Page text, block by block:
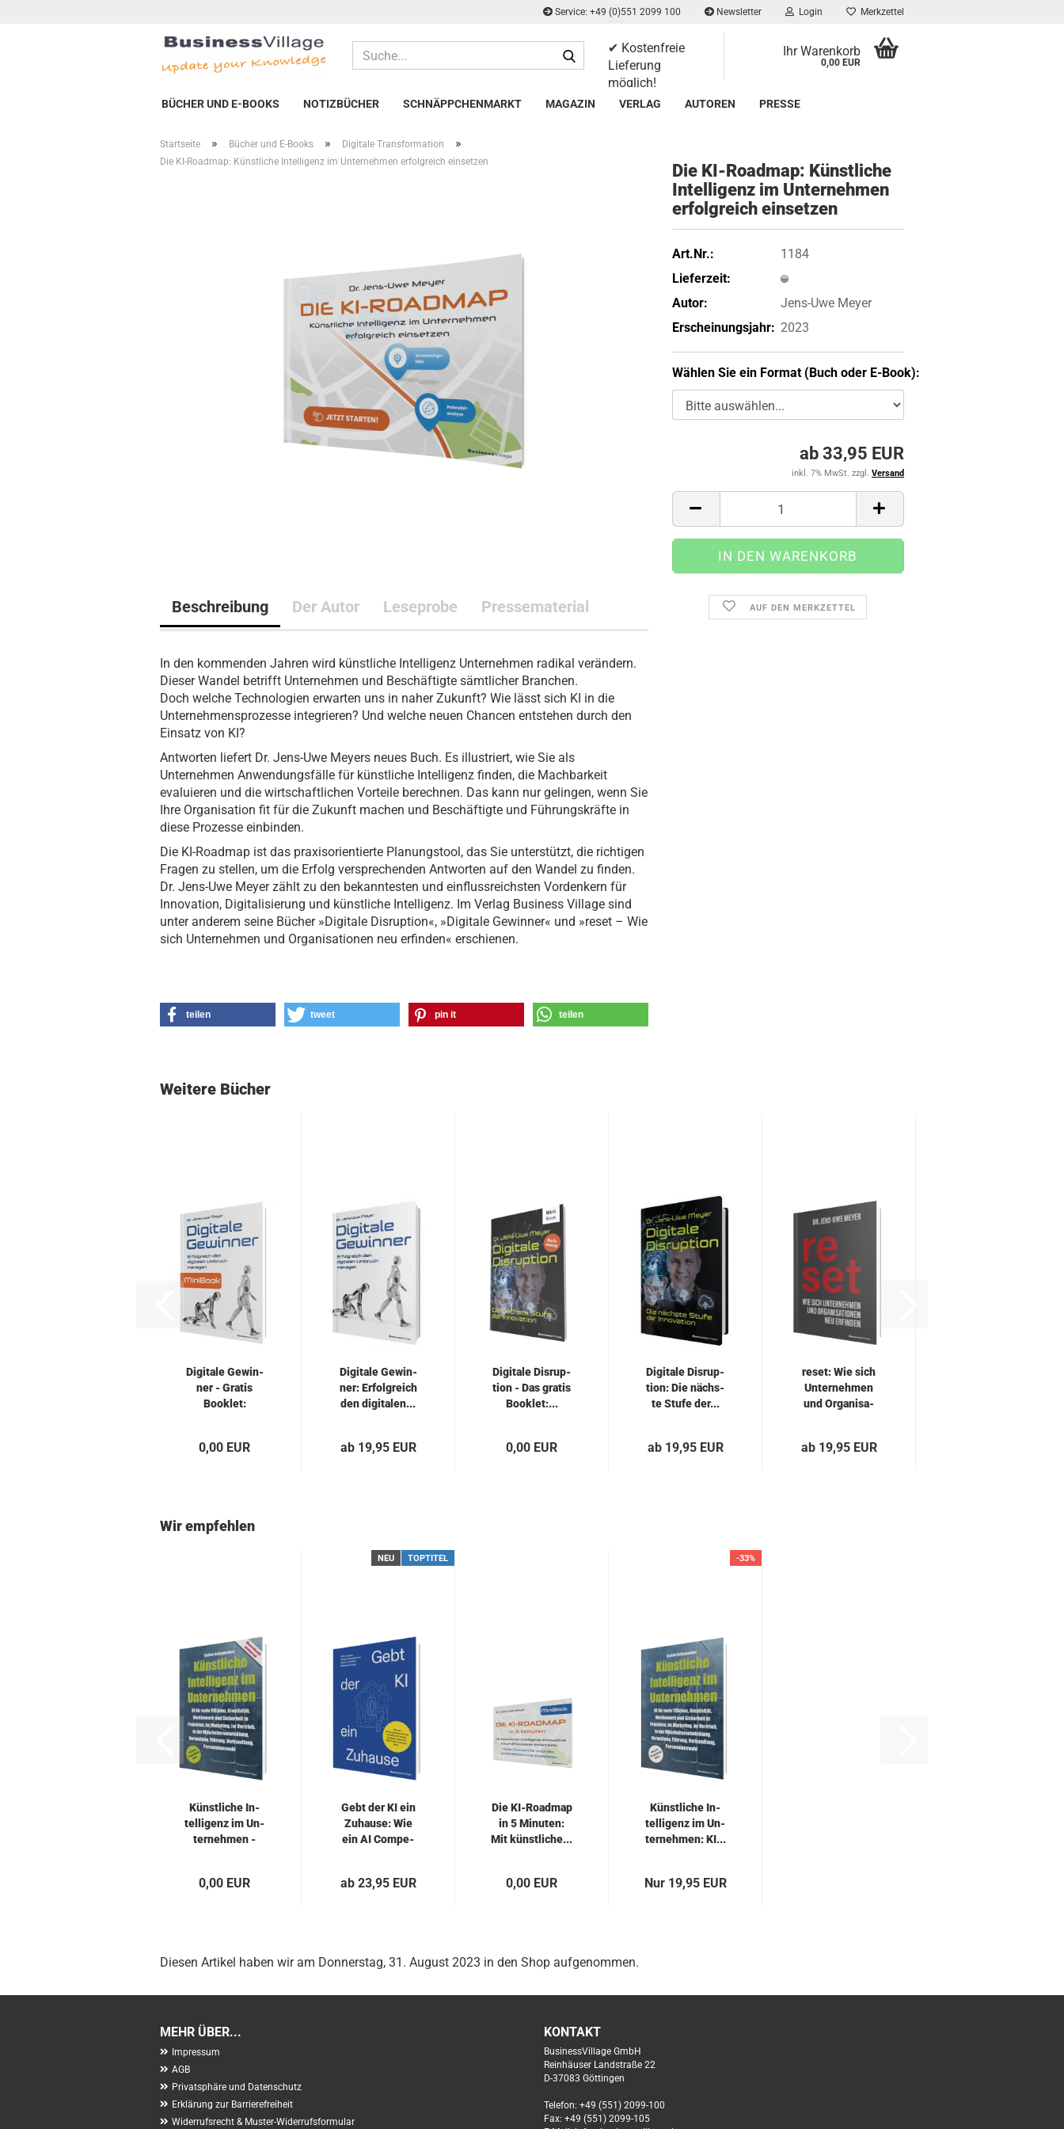
Service: +49 (0)551 2099 100 Newsletter Login Merkzettel
Suche...✔ Kostenfreie
Lieferung
möglich!
✔ 14 Tage
Ihr Warenkorb
0,00 EUR
BÜCHER UND E-BOOKS NOTIZBÜCHER SCHNÄPPCHENMARKT MAGAZIN VERLAG AUTOREN PRESSE
Startseite » Bücher und E-Books » Digitale Transformation »
Die KI-Roadmap: Künstliche Intelligenz im Unternehmen erfolgreich einsetzen
Die KI-​Roadmap: Künst­li­che
In­tel­li­genz im Un­ter­neh­men
er­folg­reich ein­set­zen
Art.Nr.:
1184
Lieferzeit:
Autor:
Jens-Uwe Meyer
Erscheinungsjahr: 2023
Wählen Sie ein Format (Buch oder E-Book):
ab 33,95 EUR
inkl. 7% MwSt. zzgl. Versand
AUF DEN MERKZETTEL
Beschreibung Der Autor Leseprobe Pressematerial
In den kommenden Jahren wird künstliche Intelligenz Unternehmen radikal verändern.
Dieser Wandel betrifft Unternehmen und Beschäftigte sämtlicher Branchen.
Doch welche Technologien erwarten uns in naher Zukunft? Wie lässt sich KI in die
Unternehmensprozesse integrieren? Und welche neuen Chancen entstehen durch den
Einsatz von KI?
Antworten liefert Dr. Jens-Uwe Meyers neues Buch. Es illustriert, wie Sie als
Unternehmen Anwendungsfälle für künstliche Intelligenz finden, die Machbarkeit
evaluieren und die wirtschaftlichen Vorteile berechnen. Das kann nur gelingen, wenn Sie
Ihre Organisation fit für die Zukunft machen und Beschäftigte und Führungskräfte in
diese Prozesse einbinden.
Die KI-Roadmap ist das praxisorientierte Planungstool, das Sie unterstützt, die richtigen
Fragen zu stellen, um die Erfolg versprechenden Antworten auf den Wandel zu finden.
Dr. Jens-Uwe Meyer zählt zu den bekanntesten und einflussreichsten Vordenkern für
Innovation, Digitalisierung und künstliche Intelligenz. Im Verlag Business Village sind
unter anderem seine Bücher »Digitale Disruption«, »Digitale Gewinner« und »reset – Wie
sich Unternehmen und Organisationen neu erfinden« erschienen.
teilen tweet pin it teilen
Weitere Bücher
Di­gi­ta­le Ge­win­
ner - Gra­tis
Book­let:
0,00 EUR
Di­gi­ta­le Ge­win­
ner: Er­folg­reich
den di­gi­ta­len...
ab 19,95 EUR
Di­gi­ta­le Dis­rup­
ti­on - Das gra­tis
Book­let:...
0,00 EUR
Di­gi­ta­le Dis­rup­
ti­on: Die nächs­
te Stufe der...
ab 19,95 EUR
reset: Wie sich
Un­ter­neh­men
und Or­ga­ni­sa­
ab 19,95 EUR
Wir empfehlen
Künst­li­che In­
tel­li­genz im Un­
ter­neh­men -
0,00 EUR
NEU TOPTITEL
Gebt der KI ein
Zu­hau­se: Wie
ein AI Com­pe­
ab 23,95 EUR
Die KI-​Road­map
in 5 Mi­nu­ten:
Mit künst­li­che...
0,00 EUR
-33%
Künst­li­che In­
tel­li­genz im Un­
ter­neh­men: KI...
Nur 19,95 EUR
Diesen Artikel haben wir am Donnerstag, 31. August 2023 in den Shop aufgenommen.
MEHR ÜBER...
Impressum
AGB
Privatsphäre und Datenschutz
Erklärung zur Barrierefreiheit
Widerrufsrecht & Muster-Widerrufsformular
KONTAKT
BusinessVillage GmbH
Reinhäuser Landstraße 22
D-37083 Göttingen
Telefon: +49 (551) 2099-100
Fax: +49 (551) 2099-105